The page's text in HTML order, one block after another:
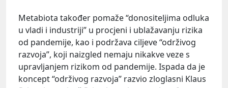
Metabiota također pomaže “donositeljima odluka
u vladi i industriji” u procjeni i ublažavanju rizika
od pandemije, kao i podržava ciljeve “održivog
razvoja”, koji naizgled nemaju nikakve veze s
upravljanjem rizikom od pandemije. Ispada da je
koncept “održivog razvoja” razvio zloglasni Klaus